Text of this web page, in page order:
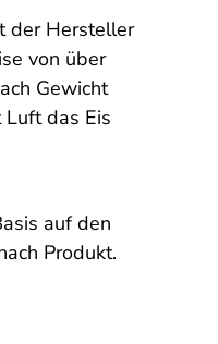
der Hersteller
von über
Gewicht
das Eis
auf den
Produkt.